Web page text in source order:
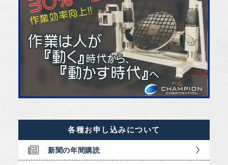
各種お申し込みについて
新聞の年間購読